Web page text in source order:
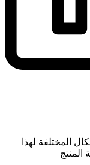
المختلفة لهذا
المنتج